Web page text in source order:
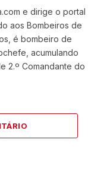
e dirige o portal
aos Bombeiros de
é bombeiro de
acumulando
2.º Comandante do